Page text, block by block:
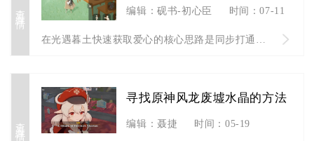
查看详情 编辑：砚书-初心臣 时间：07-11
查看详情
寻找原神风龙废墟水晶的方法
编辑：聂捷 时间：05-19